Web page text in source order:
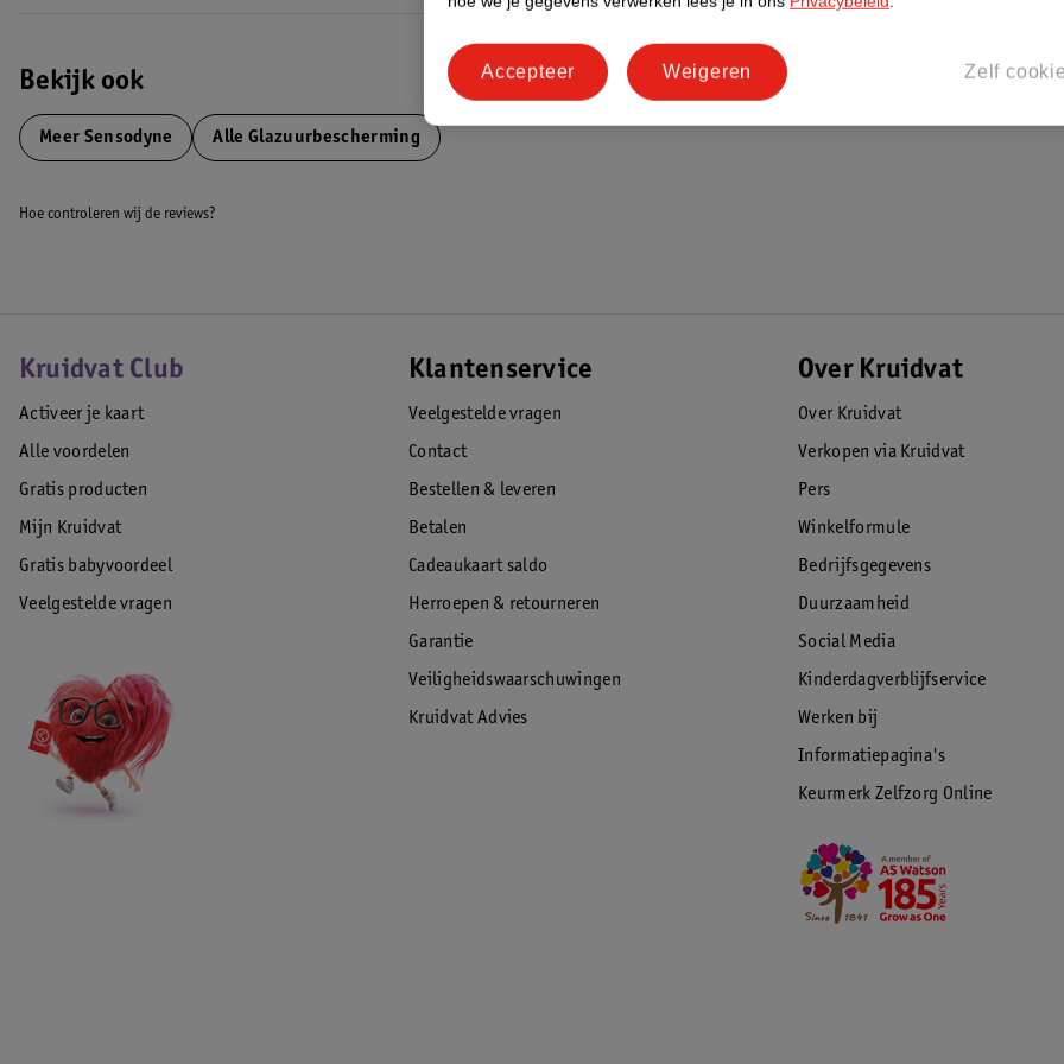
Bekijk ook
Meer Sensodyne Alle Glazuurbescherming
Hoe controleren wij de reviews?
Kruidvat Club
Activeer je kaart
Alle voordelen
Gratis producten
Mijn Kruidvat
Gratis babyvoordeel
Veelgestelde vragen
Klantenservice
Veelgestelde vragen
Contact
Bestellen & leveren
Betalen
Cadeaukaart saldo
Herroepen & retourneren
Garantie
Veiligheidswaarschuwingen
Kruidvat Advies
Over Kruidvat
Over Kruidvat
Verkopen via Kruidvat
Pers
Winkelformule
Bedrijfsgegevens
Duurzaamheid
Social Media
Kinderdagverblijfservice
Werken bij
Informatiepagina's
Keurmerk Zelfzorg Online
Zelf
Weigeren
Accepteer